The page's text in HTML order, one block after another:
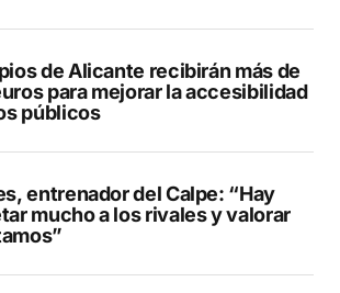
de Alicante recibirán más de
para mejorar la accesibilidad
públicos
entrenador del Calpe: “Hay
mucho a los rivales y valorar